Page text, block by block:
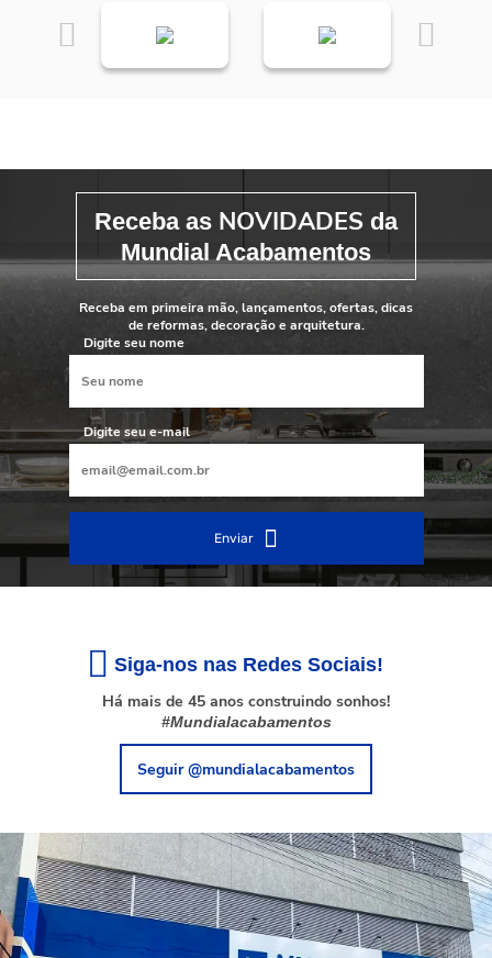
Receba as NOVIDADES da
Mundial Acabamentos
Receba em primeira mão, lançamentos, ofertas, dicas
de reformas, decoração e arquitetura.
Digite seu nome
Digite seu e-mail
Enviar
Siga-nos nas Redes Sociais!
Há mais de 45 anos construindo sonhos!
#Mundialacabamentos
Seguir @mundialacabamentos